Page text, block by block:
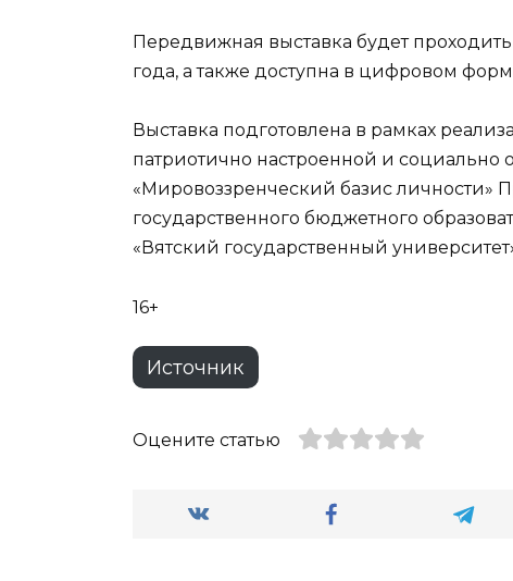
Передвижная выставка будет
года, а также доступна в цифровом
Выставка подготовлена в рамках
патриотично настроенной и социально
«Мировоззренческий базис личности»
государственного бюджетного
«Вятский государственный
16+
Источник
Оцените статью